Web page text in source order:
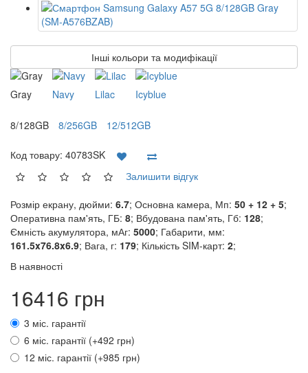
Інші кольори та модифікації
Gray Navy Lilac Icyblue
8/128GB 8/256GB 12/512GB
Код товару: 40783SK
Залишити відгук
Розмір екрану, дюйми: 6.7; Основна камера, Мп: 50 + 12 + 5;
Оперативна пам'ять, ГБ: 8; Вбудована пам'ять, Гб: 128;
Ємність акумулятора, мАг: 5000; Габарити, мм:
161.5x76.8x6.9; Вага, г: 179; Кількість SIM-карт: 2;
В наявності
16416 грн
3 міс. гарантії
6 міс. гарантії (+492 грн)
12 міс. гарантії (+985 грн)